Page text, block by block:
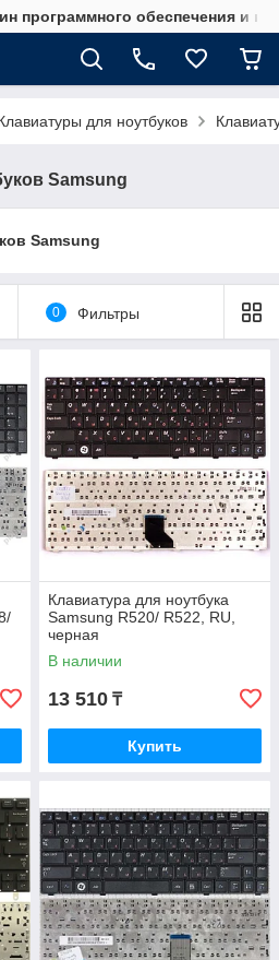
программного обеспечения и
для ноутбуков
Samsung
Samsung
0 Фильтры
Клавиатура для ноутбука
Samsung R520/ R522, RU,
черная
В наличии
13 510 ₸
Купить